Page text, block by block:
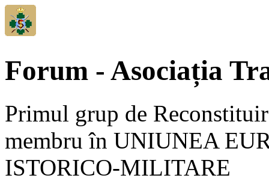
Forum - Asociația
Primul grup de
membru în UNIUNEA
ISTORICO-MILITARE